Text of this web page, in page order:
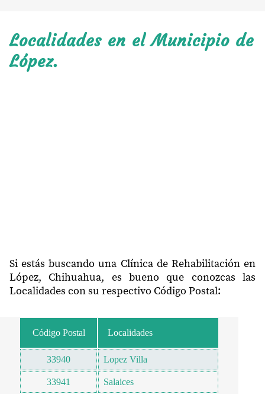
Localidades en el Municipio de
López.
Si estás buscando una Clínica de Rehabilitación en
López, Chihuahua, es bueno que conozcas las
Localidades con su respectivo Código Postal:
Código Postal Localidades
33940 Lopez Villa
33941 Salaices